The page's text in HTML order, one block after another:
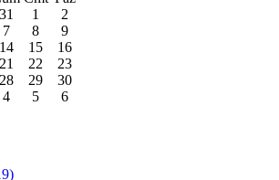
31 1
2
7 8
9
14 15
16
21 22
23
28 29
30
4 5 6